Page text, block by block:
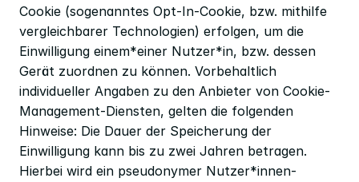
Cookie (sogenanntes Opt-In-Cookie, bzw. mithilfe
vergleichbarer Technologien) erfolgen, um die
Einwilligung einem*einer Nutzer*in, bzw. dessen
Gerät zuordnen zu können. Vorbehaltlich
individueller Angaben zu den Anbieter von Cookie-
Management-Diensten, gelten die folgenden
Hinweise: Die Dauer der Speicherung der
Einwilligung kann bis zu zwei Jahren betragen.
Hierbei wird ein pseudonymer Nutzer*innen-